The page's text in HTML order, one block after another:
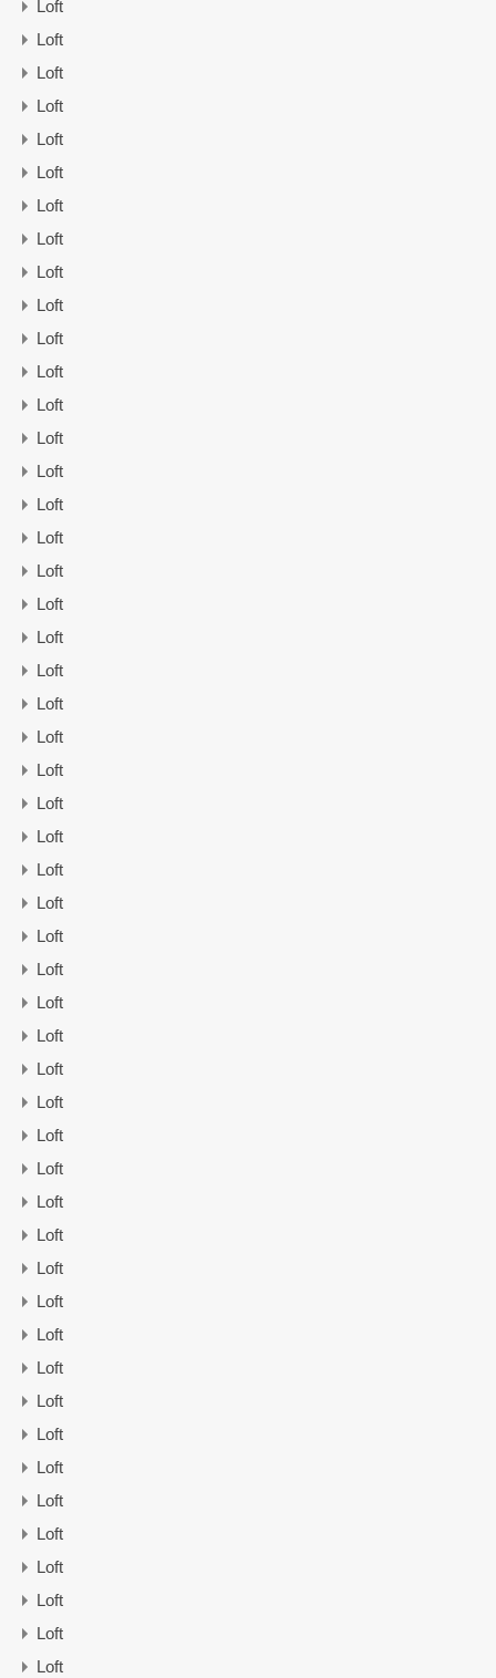
Loft
Loft
Loft
Loft
Loft
Loft
Loft
Loft
Loft
Loft
Loft
Loft
Loft
Loft
Loft
Loft
Loft
Loft
Loft
Loft
Loft
Loft
Loft
Loft
Loft
Loft
Loft
Loft
Loft
Loft
Loft
Loft
Loft
Loft
Loft
Loft
Loft
Loft
Loft
Loft
Loft
Loft
Loft
Loft
Loft
Loft
Loft
Loft
Loft
Loft
Loft